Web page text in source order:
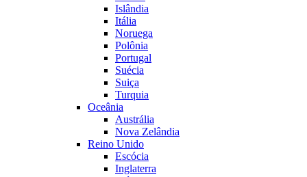
Islândia
Itália
Noruega
Polônia
Portugal
Suécia
Suiça
Turquia
Oceânia
Austrália
Nova Zelândia
Reino Unido
Escócia
Inglaterra